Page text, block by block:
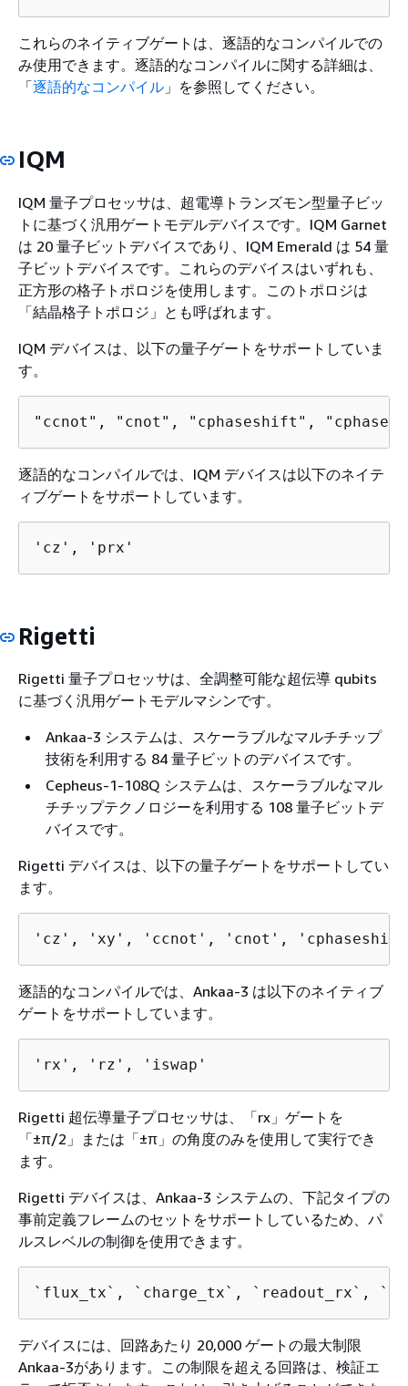
これらのネイティブゲートは、逐語的なコンパイルでの
み使用できます。逐語的なコンパイルに関する詳細は、
「逐語的なコンパイル 」を参照してください。
IQM
IQM 量子プロセッサは、超電導トランズモン型量子ビッ
トに基づく汎用ゲートモデルデバイスです。IQM Garnet
は 20 量子ビットデバイスであり、IQM Emerald は 54 量
子ビットデバイスです。これらのデバイスはいずれも、
正方形の格子トポロジを使用します。このトポロジは
「結晶格子トポロジ」とも呼ばれます。
IQM デバイスは、以下の量子ゲートをサポートしていま
す。
"ccnot", "cnot", "cphaseshift",
逐語的なコンパイルでは、IQM デバイスは以下のネイテ
ィブゲートをサポートしています。
'cz', 'prx'
Rigetti
Rigetti 量子プロセッサは、全調整可能な超伝導 qubits
に基づく汎用ゲートモデルマシンです。
Ankaa-3 システムは、スケーラブルなマルチチップ
技術を利用する 84 量子ビットのデバイスです。
Cepheus-1-108Q システムは、スケーラブルなマル
チチップテクノロジーを利用する 108 量子ビットデ
バイスです。
Rigetti デバイスは、以下の量子ゲートをサポートしてい
ます。
'cz', 'xy', 'ccnot', 'cnot',
逐語的なコンパイルでは、Ankaa-3 は以下のネイティブ
ゲートをサポートしています。
'rx', 'rz', 'iswap'
Rigetti 超伝導量子プロセッサは、「rx」ゲートを
「±π/2」または「±π」の角度のみを使用して実行でき
ます。
Rigetti デバイスは、Ankaa-3 システムの、下記タイプの
事前定義フレームのセットをサポートしているため、パ
ルスレベルの制御を使用できます。
`flux_tx`, `charge_tx`, `readout_rx`,
デバイスには、回路あたり 20,000 ゲートの最大制限
Ankaa-3があります。この制限を超える回路は、検証エ